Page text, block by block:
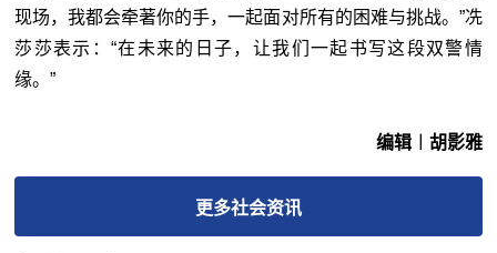
现场，我都会牵著你的手，一起面对所有的困难与挑战。”冼
莎莎表示：“在未来的日子，让我们一起书写这段双警情
缘。”
编辑︱胡影雅
更多社会资讯